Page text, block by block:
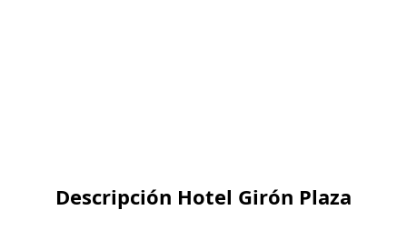
Descripción Hotel Girón Plaza